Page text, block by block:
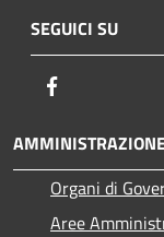
SEGUICI SU
Organi di
Aree